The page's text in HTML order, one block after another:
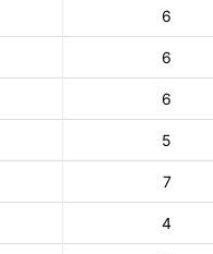
6
6
6
5
7
4